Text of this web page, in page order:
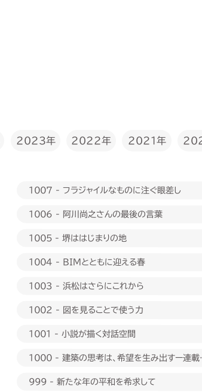
2023年 2022年 2021年
1007 - フラジャイルなものに注ぐ眼差し
1006 - 阿川尚之さんの最後の言葉
1005 - 堺ははじまりの地
1004 - BIMとともに迎える春
1003 - 浜松はさらにこれから
1002 - 図を見ることで使う力
1001 - 小説が描く対話空間
1000 - 建築の思考は、希望を生み出すー連載
999 - 新たな年の平和を希求して